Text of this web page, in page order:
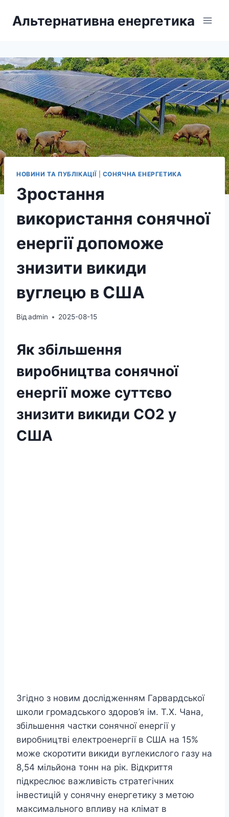
Альтернативна енергетика
НОВИНИ ТА ПУБЛІКАЦІЇ| СОНЯЧНА ЕНЕРГЕТИКА
Зростання
використання сонячної
енергії допоможе
знизити викиди
вуглецю в США
Від admin 2025-08-15
Як збільшення
виробництва сонячної
енергії може суттєво
знизити викиди CO2 у
США
Згідно з новим дослідженням Гарвардської
школи громадського здоров’я ім. Т.Х. Чана,
збільшення частки сонячної енергії у
виробництві електроенергії в США на 15%
може скоротити викиди вуглекислого газу на
8,54 мільйона тонн на рік. Відкриття
підкреслює важливість стратегічних
інвестицій у сонячну енергетику з метою
максимального впливу на клімат в